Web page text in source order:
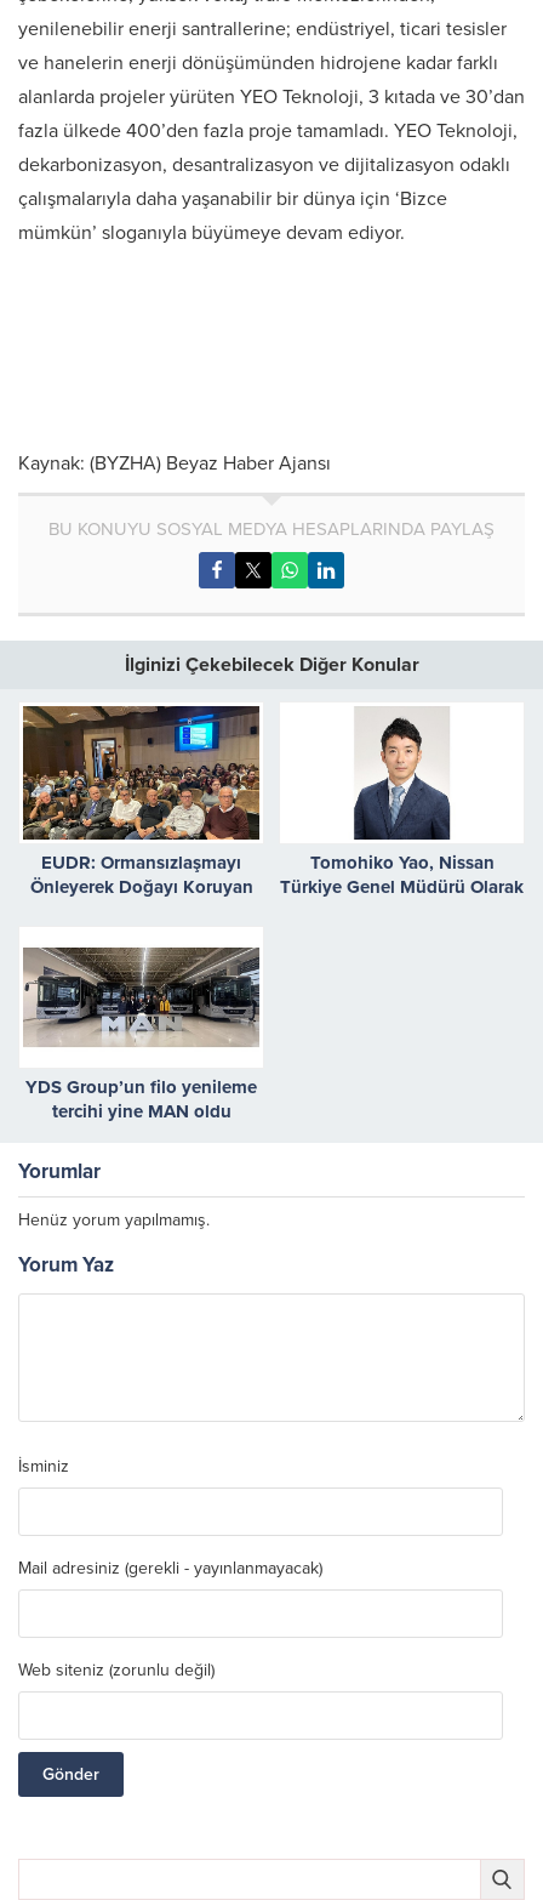
yenilenebilir enerji santrallerine; endüstriyel, ticari tesisler
ve hanelerin enerji dönüşümünden hidrojene kadar farklı
alanlarda projeler yürüten YEO Teknoloji, 3 kıtada ve 30’dan
fazla ülkede 400’den fazla proje tamamladı. YEO Teknoloji,
dekarbonizasyon, desantralizasyon ve dijitalizasyon odaklı
çalışmalarıyla daha yaşanabilir bir dünya için ‘Bizce
mümkün’ sloganıyla büyümeye devam ediyor.
Kaynak: (BYZHA) Beyaz Haber Ajansı
BU KONUYU SOSYAL MEDYA HESAPLARINDA PAYLAŞ
İlginizi Çekebilecek Diğer Konular
EUDR: Ormansızlaşmayı
Önleyerek Doğayı Koruyan
Tomohiko Yao, Nissan
Türkiye Genel Müdürü Olarak
YDS Group’un filo yenileme
tercihi yine MAN oldu
Yorumlar
Henüz yorum yapılmamış.
Yorum Yaz
İsminiz
Mail adresiniz (gerekli - yayınlanmayacak)
Web siteniz (zorunlu değil)